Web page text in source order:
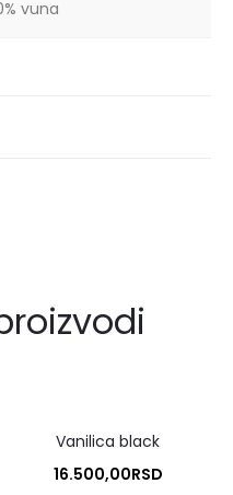
vuna
Vanilica black
16.500,00RSD